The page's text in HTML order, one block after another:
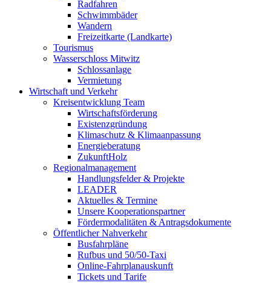
Radfahren
Schwimmbäder
Wandern
Freizeitkarte (Landkarte)
Tourismus
Wasserschloss Mitwitz
Schlossanlage
Vermietung
Wirtschaft und Verkehr
Kreisentwicklung Team
Wirtschaftsförderung
Existenzgründung
Klimaschutz & Klimaanpassung
Energieberatung
ZukunftHolz
Regionalmanagement
Handlungsfelder & Projekte
LEADER
Aktuelles & Termine
Unsere Kooperationspartner
Fördermodalitäten & Antragsdokumente
Öffentlicher Nahverkehr
Busfahrpläne
Rufbus und 50/50-Taxi
Online-Fahrplanauskunft
Tickets und Tarife